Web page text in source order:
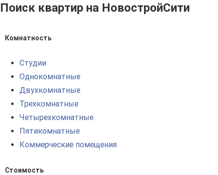
Поиск квартир на НовостройСити
Комнатность
Студии
Однокомнатные
Двухкомнатные
Трехкомнатные
Четырехкомнатные
Пятикомнатные
Коммерческие помещения
Стоимость